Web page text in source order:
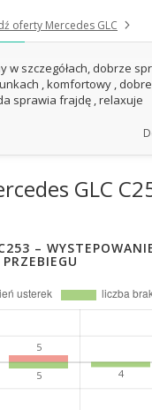
oferty Mercedes GLC
w szczegółach, dobrze
, komfortowy ,
sprawia frajdę , relaxuje
GLC
–